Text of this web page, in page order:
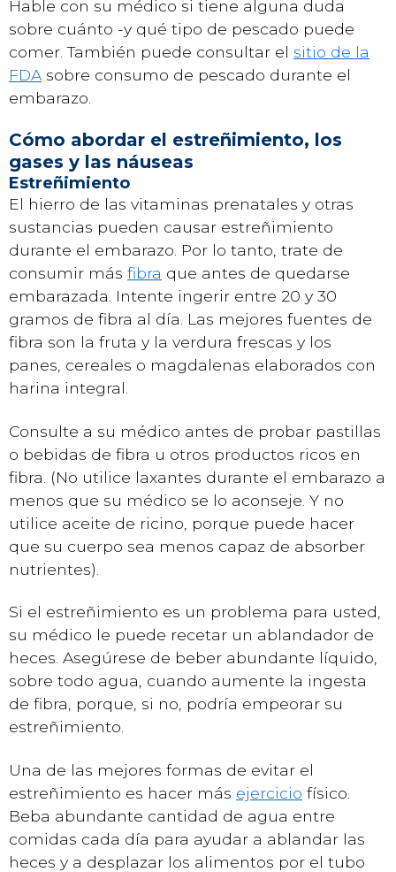
Hable con su médico si tiene alguna duda
sobre cuánto -y qué tipo de pescado puede
comer. También puede consultar el sitio de la
FDA sobre consumo de pescado durante el
embarazo.
Cómo abordar el estreñimiento, los
gases y las náuseas
Estreñimiento
El hierro de las vitaminas prenatales y otras
sustancias pueden causar estreñimiento
durante el embarazo. Por lo tanto, trate de
consumir más fibra que antes de quedarse
embarazada. Intente ingerir entre 20 y 30
gramos de fibra al día. Las mejores fuentes de
fibra son la fruta y la verdura frescas y los
panes, cereales o magdalenas elaborados con
harina integral.
Consulte a su médico antes de probar pastillas
o bebidas de fibra u otros productos ricos en
fibra. (No utilice laxantes durante el embarazo a
menos que su médico se lo aconseje. Y no
utilice aceite de ricino, porque puede hacer
que su cuerpo sea menos capaz de absorber
nutrientes).
Si el estreñimiento es un problema para usted,
su médico le puede recetar un ablandador de
heces. Asegúrese de beber abundante líquido,
sobre todo agua, cuando aumente la ingesta
de fibra, porque, si no, podría empeorar su
estreñimiento.
Una de las mejores formas de evitar el
estreñimiento es hacer más ejercicio físico.
Beba abundante cantidad de agua entre
comidas cada día para ayudar a ablandar las
heces y a desplazar los alimentos por el tubo